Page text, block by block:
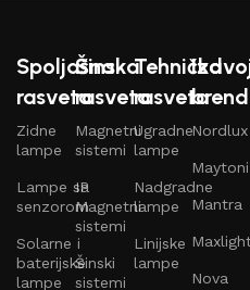
Spoljašna
rasveta
Zidne
lampe
Lampe sa
senzorom
Solarne i
baterijske
lampe
Šinska
rasveta
Magnetni
sistemi
IP
Magnetni
sistemi
Šinski
sistemi
Tehnička
rasveta
Ugradne
lampe
Nadgradne
lampe
Linijske
lampe
Nordlux
Maytoni
Mantra
Nova